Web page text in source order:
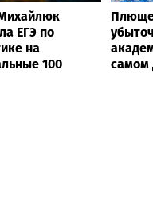
ЕГЭ по
на
100
самом